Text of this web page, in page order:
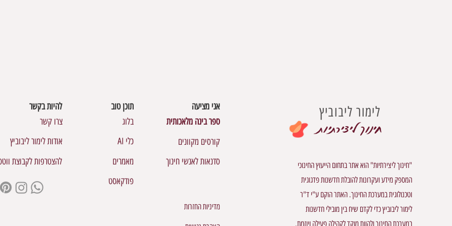
להיות בקשר תוכן טוב
אני מציעה
צרו קשר
אודות לימור ליבוביץ
בלוג
כלי AI
להצטרפות לקבוצת
מאמרים
פודקאסט
ספר בינה מלאכותית
סדנאות לאנשי חינוך
קורסים מקוונים
מדיניות החזרות
לימור ליבוביץ
חינוך ליצירתיות
"חינוך ליצירתיות" הוא אתר בתחום הייעוץ החינוכי
המספק מידע ועקרונות להובלת חדשנות פדגוגית
וטכנולוגית במערכת החינוך. האתר הוקם ע"י ד"ר
לימור ליבוביץ כדי לקדם שיח בין מובילי חדשנות
במערכת החינוך ולהוות מוקד לקהילה פעילה ויוזמת.